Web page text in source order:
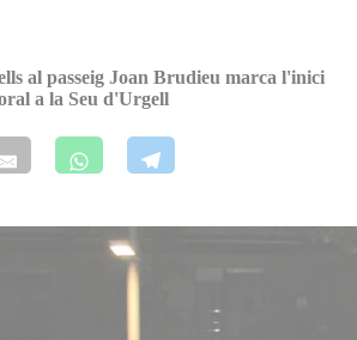
al passeig Joan Brudieu marca l'inici
a la Seu d'Urgell